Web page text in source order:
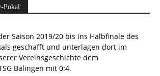
Pokal:
Saison 2019/20 bis ins Halbfinale des
geschafft und unterlagen dort im
Vereinsgeschichte dem
Balingen mit 0:4.